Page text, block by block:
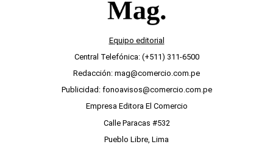
Equipo editorial
Central Telefónica: (+511) 311-6500
Redacción: mag@comercio.com.pe
Publicidad: fonoavisos@comercio.com.pe
Empresa Editora El Comercio
Calle Paracas #532
Pueblo Libre, Lima